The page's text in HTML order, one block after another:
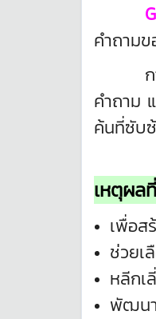
คำถาม
การเ
คำถาม
ค้นที่ซับ
เหตุผล
เพื่อส
ช่วยเ
หลีกเ
พัฒนา